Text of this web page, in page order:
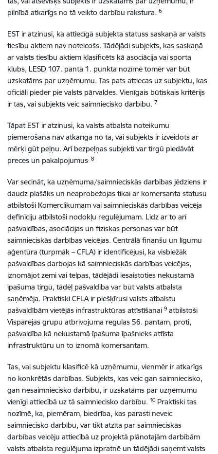
pilnībā atkarīgs no tā veikto darbību rakstura. 6
EST ir atzinusi, ka attiecīgā subjekta statuss saskaņā ar valsts
tiesību aktiem nav noteicošs. Tādējādi subjekts, kas saskaņā
ar valsts tiesību aktiem klasificēts kā asociācija vai sporta
klubs, LESD 107. panta 1. punkta nozīmē tomēr var būt
uzskatāms par uzņēmumu. Tas pats attiecas uz subjektu, kas
oficiāli pieder pie valsts pārvaldes. Vienīgais būtiskais kritērijs
ir tas, vai subjekts veic saimniecisko darbību. 7
Tāpat EST ir atzinusi, ka valsts atbalsta noteikumu
piemērošana nav atkarīga no tā, vai subjekts ir izveidots ar
mērķi gūt peļņu. Arī bezpeļņas subjekti var tirgū piedāvāt
preces un pakalpojumus. 8
Var secināt, ka uzņēmuma/saimnieciskās darbības jēdziens ir
daudz plašāks un neaprobežojas tikai ar komersanta statusu
atbilstoši Komerclikumam vai saimnieciskās darbības veicēja
definīciju atbilstoši nodokļu regulējumam. Līdz ar to arī
pašvaldības, asociācijas un fiziskas personas var būt
saimnieciskās darbības veicējas. Centrālā finanšu un līgumu
aģentūra (turpmāk – CFLA) ir identificējusi, ka visbiežāk
pašvaldības darbojas kā saimnieciskās darbības veicējas,
iznomājot zemi vai telpas, tādējādi iesaistoties nekustamā
īpašuma tirgū, tādēļ pašvaldība var būt valsts atbalsta
saņēmēja. Praktiski CFLA ir piešķīrusi valsts atbalstu
pašvaldībām vietējās infrastruktūras attīstīšanai 9 atbilstoši
Vispārējās grupu atbrīvojuma regulas 56. pantam, proti,
pašvaldība kā nekustamā īpašuma īpašnieks attīsta
infrastruktūru un to iznomā komersantam.
Tas, vai subjektu klasificē kā uzņēmumu, vienmēr ir atkarīgs
no konkrētās darbības. Subjekts, kas veic gan saimniecisko,
gan nesaimniecisko darbību, ir uzskatāms par uzņēmumu
vienīgi attiecībā uz tā saimniecisko darbību. 10Praktiski tas
nozīmē, ka, piemēram, biedrība, kas parasti neveic
saimniecisko darbību, var tikt atzīta par saimnieciskās
darbības veicēju attiecībā uz projektā plānotajām darbībām
valsts atbalsta regulējuma izpratnē un tādējādi saņemt valsts